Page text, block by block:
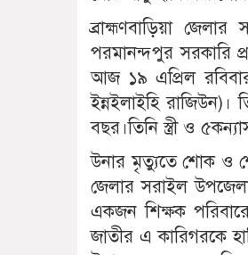
ব্রাহ্মণবাড়িয়া
পরমানন্দপুর সরকারি
আজ ১৯ এপ্রিল
ইন্নইলাইহি
বছর।তিনি স্ত্রী ও
উনার মৃত্যুতে শোক ও
জেলার সরাইল
একজন শিক্ষক
জাতীর এ কারিগরকে